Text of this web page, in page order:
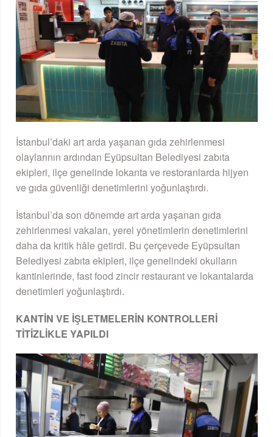
İstanbul’daki art arda yaşanan gıda zehirlenmesi
olaylarının ardından Eyüpsultan Belediyesi zabıta
ekipleri, ilçe genelinde lokanta ve restoranlarda hijyen
ve gıda güvenliği denetimlerini yoğunlaştırdı.
İstanbul’da son dönemde art arda yaşanan gıda
zehirlenmesi vakaları, yerel yönetimlerin denetimlerini
daha da kritik hâle getirdi. Bu çerçevede Eyüpsultan
Belediyesi zabıta ekipleri, ilçe genelindeki okulların
kantinlerinde, fast food zincir restaurant ve lokantalarda
denetimleri yoğunlaştırdı.
KANTİN VE İŞLETMELERİN KONTROLLERİ
TİTİZLİKLE YAPILDI